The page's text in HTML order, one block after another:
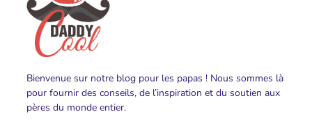
Bienvenue sur notre blog pour les papas ! Nous sommes là
pour fournir des conseils, de l’inspiration et du soutien aux
pères du monde entier.